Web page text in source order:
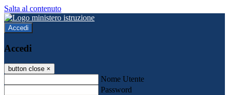
Salta al contenuto
Accedi
Accedi
button close ×
Nome Utente
Password